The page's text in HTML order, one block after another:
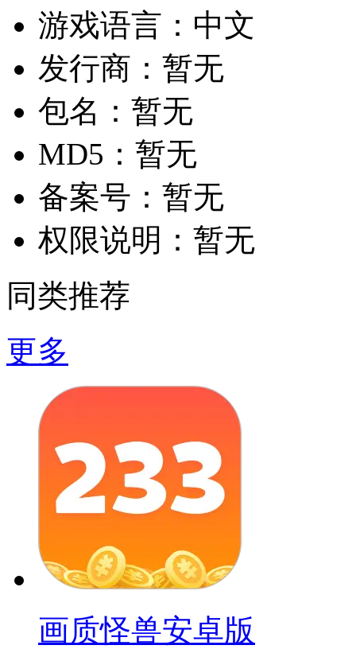
游戏语言： 中文
发行商： 暂无
包名： 暂无
MD5： 暂无
备案号： 暂无
权限说明： 暂无
同类推荐
更多
画质怪兽安卓版